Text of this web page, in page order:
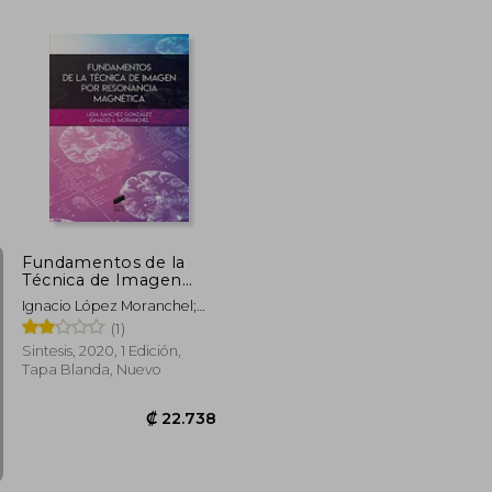
Fundamentos de la
Técnica de Imagen
por Resonancia
Magnética: 01 (Ciencias
de la Salud)
Ignacio López Moranchel;
Lidia Sánchez González
(1)
Sintesis, 2020, 1 Edición,
Tapa Blanda, Nuevo